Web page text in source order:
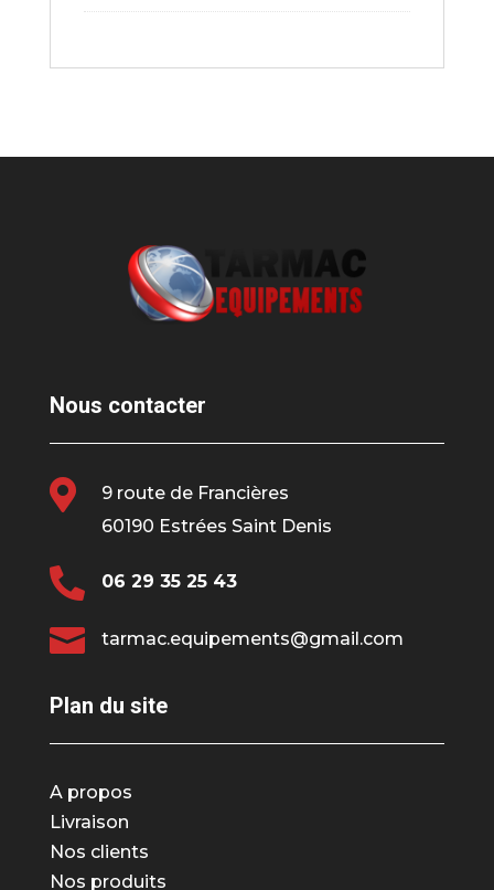
Nous contacter

9 route de Francières
60190 Estrées Saint Denis
 06 29 35 25 43
 tarmac.equipements@gmail.com
Plan du site
A propos
Livraison
Nos clients
Nos produits